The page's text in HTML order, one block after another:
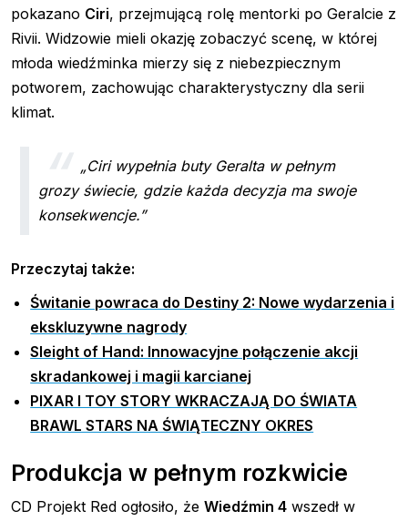
pokazano Ciri, przejmującą rolę mentorki po Geralcie z
Rivii. Widzowie mieli okazję zobaczyć scenę, w której
młoda wiedźminka mierzy się z niebezpiecznym
potworem, zachowując charakterystyczny dla serii
klimat.
„Ciri wypełnia buty Geralta w pełnym
grozy świecie, gdzie każda decyzja ma swoje
konsekwencje.”
Przeczytaj także:
Świtanie powraca do Destiny 2: Nowe wydarzenia i
ekskluzywne nagrody
Sleight of Hand: Innowacyjne połączenie akcji
skradankowej i magii karcianej
PIXAR I TOY STORY WKRACZAJĄ DO ŚWIATA
BRAWL STARS NA ŚWIĄTECZNY OKRES
Produkcja w pełnym rozkwicie
CD Projekt Red ogłosiło, że Wiedźmin 4 wszedł w